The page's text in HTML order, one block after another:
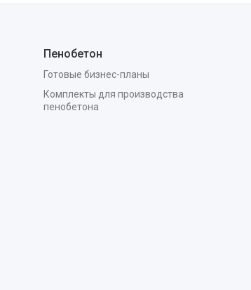
Пенобетон
Готовые бизнес-планы
Комплекты для производства
пенобетона